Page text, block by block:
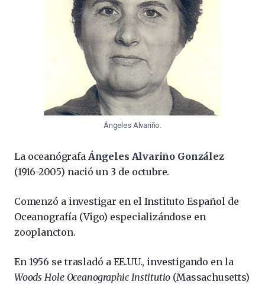
Ángeles Alvariño.
La oceanógrafa Ángeles Alvariño González
(1916-2005) nació un 3 de octubre.
Comenzó a investigar en el Instituto Español de
Oceanografía (Vigo) especializándose en
zooplancton.
En 1956 se trasladó a EE.UU., investigando en la
Woods Hole Oceanographic Institutio (Massachusetts)